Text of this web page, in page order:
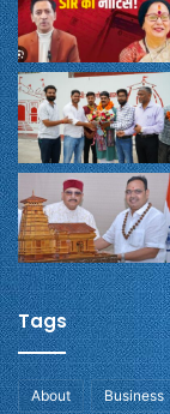
Tags
About Business